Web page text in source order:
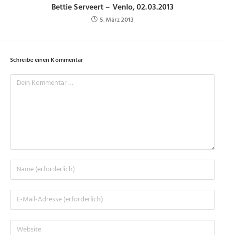
Bettie Serveert – Venlo, 02.03.2013
5. März 2013
Schreibe einen Kommentar